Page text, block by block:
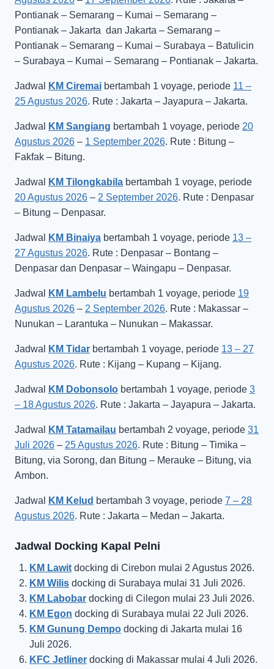
Pontianak – Semarang – Kumai – Semarang –
Pontianak – Jakarta dan Jakarta – Semarang –
Pontianak – Semarang – Kumai – Surabaya – Batulicin
– Surabaya – Kumai – Semarang – Pontianak – Jakarta.
Jadwal KM Ciremai bertambah 1 voyage, periode 11 –
25 Agustus 2026. Rute : Jakarta – Jayapura – Jakarta.
Jadwal KM Sangiang bertambah 1 voyage, periode 20
Agustus 2026 – 1 September 2026. Rute : Bitung –
Fakfak – Bitung.
Jadwal KM Tilongkabila bertambah 1 voyage, periode
20 Agustus 2026 – 2 September 2026. Rute : Denpasar
– Bitung – Denpasar.
Jadwal KM Binaiya bertambah 1 voyage, periode 13 –
27 Agustus 2026. Rute : Denpasar – Bontang –
Denpasar dan Denpasar – Waingapu – Denpasar.
Jadwal KM Lambelu bertambah 1 voyage, periode 19
Agustus 2026 – 2 September 2026. Rute : Makassar –
Nunukan – Larantuka – Nunukan – Makassar.
Jadwal KM Tidar bertambah 1 voyage, periode 13 – 27
Agustus 2026. Rute : Kijang – Kupang – Kijang.
Jadwal KM Dobonsolo bertambah 1 voyage, periode 3
– 18 Agustus 2026. Rute : Jakarta – Jayapura – Jakarta.
Jadwal KM Tatamailau bertambah 2 voyage, periode 31
Juli 2026 – 25 Agustus 2026. Rute : Bitung – Timika –
Bitung, via Sorong, dan Bitung – Merauke – Bitung, via
Ambon.
Jadwal KM Kelud bertambah 3 voyage, periode 7 – 28
Agustus 2026. Rute : Jakarta – Medan – Jakarta.
Jadwal Docking Kapal Pelni
KM Lawit docking di Cirebon mulai 2 Agustus 2026.
KM Wilis docking di Surabaya mulai 31 Juli 2026.
KM Labobar docking di Cilegon mulai 23 Juli 2026.
KM Egon docking di Surabaya mulai 22 Juli 2026.
KM Gunung Dempo docking di Jakarta mulai 16
Juli 2026.
KFC Jetliner docking di Makassar mulai 4 Juli 2026.